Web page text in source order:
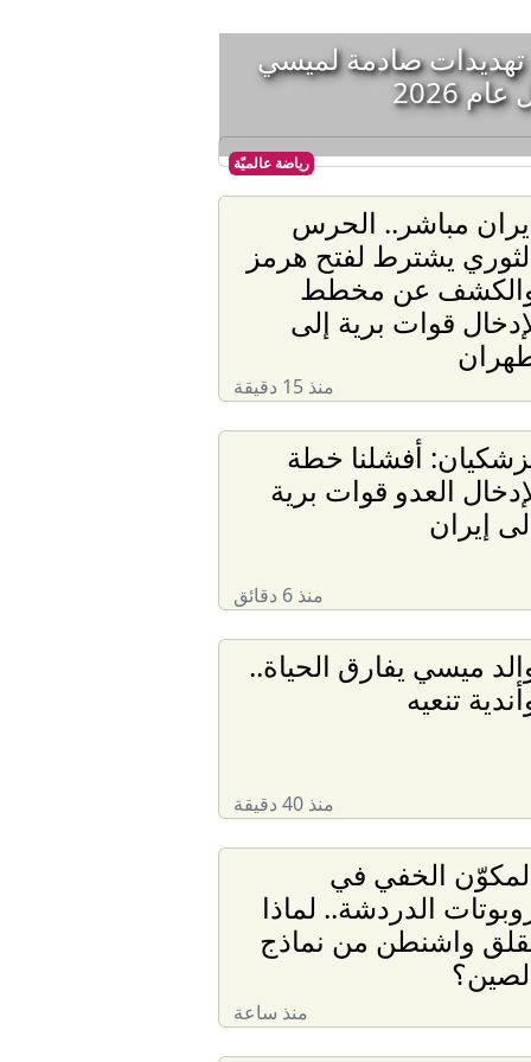
رياضة عالميّة
قنابل".. تهديدات صادمة لميسي
2026
مباشر.. الحرس
يشترط لفتح هرمز
عن مخطط
قوات برية إلى
منذ 15 دقيقة
أفشلنا خطة
العدو قوات برية
إيران
منذ 6 دقائق
ميسي يفارق الحياة..
تنعيه
منذ 40 دقيقة
الخفي في
الدردشة.. لماذا
واشنطن من نماذج
منذ ساعة